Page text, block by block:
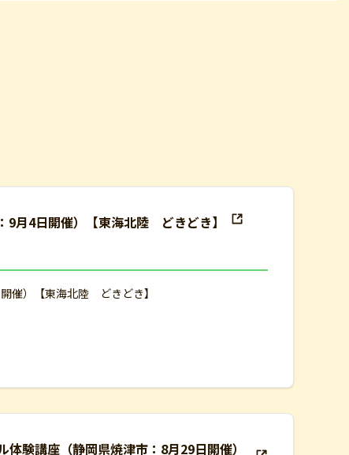
9月4日開催）【東海北陸 どきどき】
催）【東海北陸 どきどき】
験講座（静岡県焼津市：8月29日開催）